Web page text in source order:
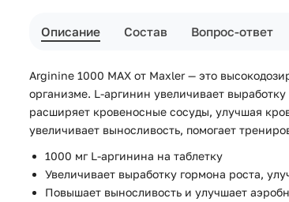
Описание Состав Вопрос-ответ
Arginine 1000 MAX от Maxler — это
организме. L-аргинин увеличивает
расширяет кровеносные сосуды, улучшая
увеличивает выносливость, помогает
1000 мг L-аргинина на таблетку
Увеличивает выработку гормона роста,
Повышает выносливость и улучшает